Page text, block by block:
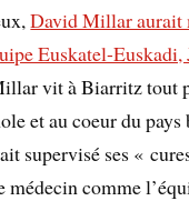
David Millar aurait
Euskatel-Euskadi,
vit à Biarritz tout
et au coeur du pays
supervisé ses «
comme